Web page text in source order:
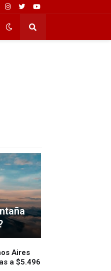
Aires
a $5.496